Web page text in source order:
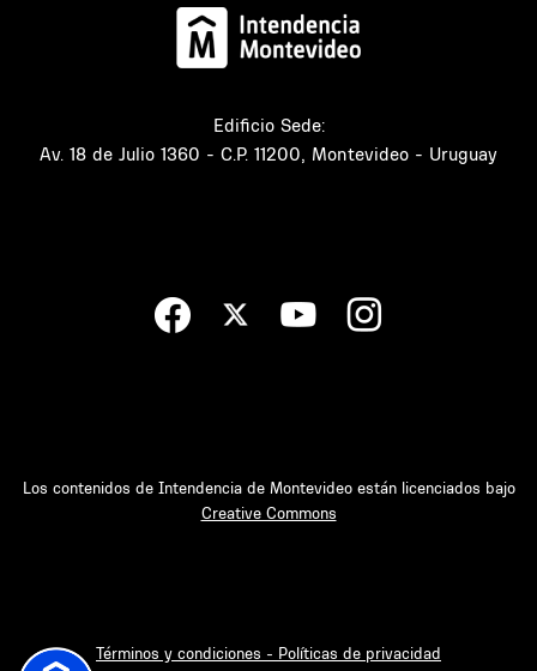
Edificio Sede:
Av. 18 de Julio 1360 - C.P. 11200, Montevideo - Uruguay
Los contenidos de Intendencia de Montevideo están licenciados bajo
Creative Commons
Términos y condiciones - Políticas de privacidad